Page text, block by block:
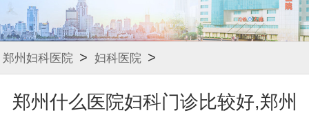
郑州妇科医院 > 妇科医院 >
郑州什么医院妇科门诊比较好,郑州